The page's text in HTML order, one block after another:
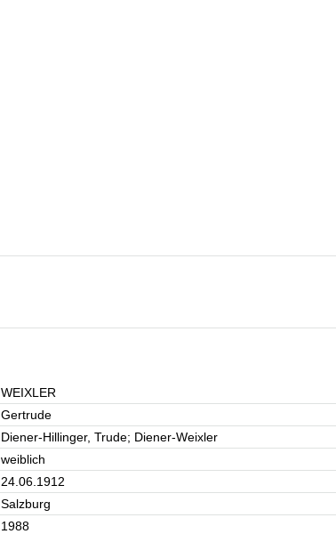
WEIXLER
Gertrude
Diener-Hillinger, Trude; Diener-Weixler
weiblich
24.06.1912
Salzburg
1988